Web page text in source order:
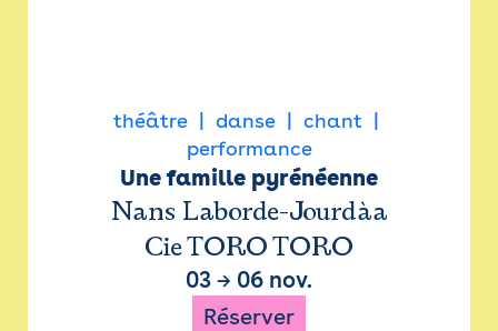
théâtre danse
chant
performance
Une famille pyrénéenne
Nans Laborde-Jourdàa
Cie TORO TORO
03 → 06 nov.
Réserver